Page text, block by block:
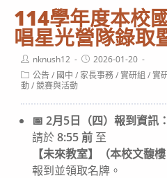
114學年度本校
唱星光營隊錄取
Post
author:
nknush12
Post
published:
2026-01-20
Post
category:
公告/ 國中 / 家長事務/ 實研組 / 實
動/競賽與活動
📅 2月5日（四）報到資訊：
請於8:55 前 至
【未來教室】（本校文馥樓
報到並領取名牌。